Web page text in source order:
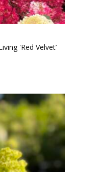
'Red Velvet’